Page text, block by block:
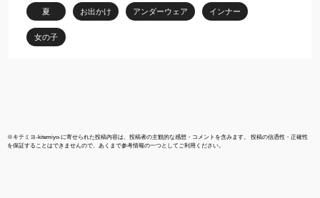
ャツ かわいい ベビー 見
えない 深あき
夏 お出かけ アンダーウェア インナー
女の子
※キテミヨ-kitemiyo-に寄せられた投稿内容は、投稿者の主観的な感想・コメントを含みます。 投稿の信憑性・正確性
を保証することはできませんので、あくまで参考情報の一つとしてご利用ください。